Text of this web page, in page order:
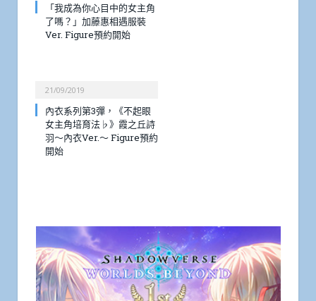
「我成為你心目中的女主角
了嗎？」加藤惠相遇服裝
Ver. Figure預約開始
21/09/2019
內衣系列第3彈，《不起眼
女主角培育法♭》霞之丘詩
羽～內衣Ver.～ Figure預約
開始